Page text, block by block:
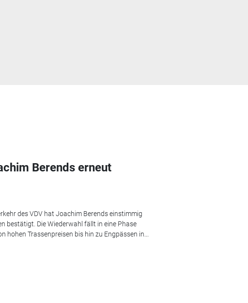
Berends erneut
des VDV hat Joachim Berends einstimmig
bestätigt. Die Wiederwahl fällt in eine Phase
Trassenpreisen bis hin zu Engpässen in...